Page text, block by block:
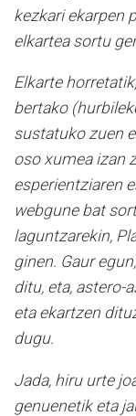
kezkari ekarpen
elkartea sortu
Elkarte
bertako
sustatuko zuen
oso xumea izan
esperientziaren
webgune bat
laguntzarekin,
ginen. Gaur
ditu, eta, astero-
eta ekartzen
dugu.
Jada, hiru urte
genuenetik eta